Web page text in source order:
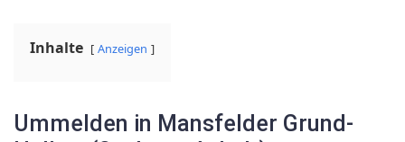
Inhalte Anzeigen
Ummelden in Mansfelder Grund-